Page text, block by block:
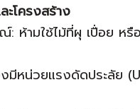
ะโครงสร้าง
ห้ามใช้ไม้ที่ผุ เปื่อย หรื
ยแรงดัดประลัย